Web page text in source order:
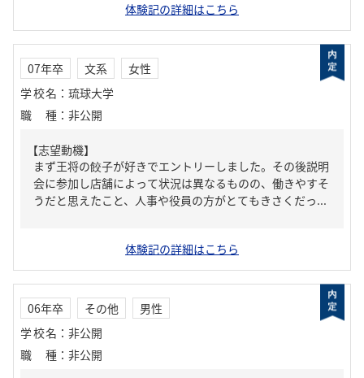
体験記の詳細はこちら
07年卒 文系
女性
学校名 ： 琉球大学
職種 ： 非公開
【志望動機】
まず王将の餃子が好きでエントリーしました。その後説明
会に参加し店舗によって状況は異なるものの、働きやすそ
うだと思えたこと、人事や役員の方がとてもきさくだっ...
体験記の詳細はこちら
06年卒 その他
男性
学校名 ： 非公開
職種 ： 非公開